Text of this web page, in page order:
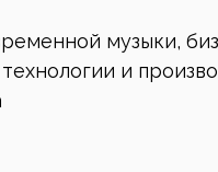
музыки,
и